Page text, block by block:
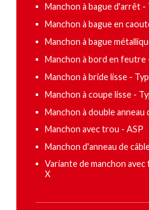
Manchon à bague d'arrêt -
Manchon à bague en
Manchon à bague
Manchon à bord en feutre
Manchon à bride lisse -
Manchon à coupe lisse -
Manchon à double
Manchon avec trou - ASP
Manchon d'anneau de
Variante de manchon
X